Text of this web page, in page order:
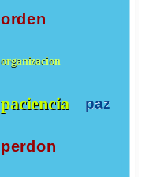
orden
organizacion
paciencia paz
perdon